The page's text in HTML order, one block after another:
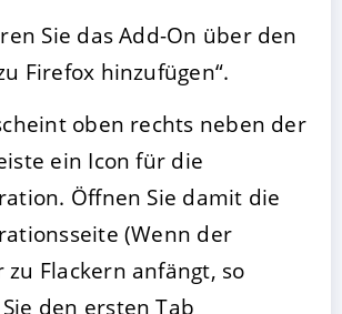
Sie das Add-On über den
Firefox hinzufügen“.
oben rechts neben der
ein Icon für die
Öffnen Sie damit die
(Wenn der
zu Flackern anfängt, so
den ersten Tab